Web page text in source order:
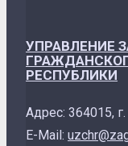
УПРАВЛЕНИЕ
РЕСПУБЛИКИ
Адрес: 364015,
E-Mail: